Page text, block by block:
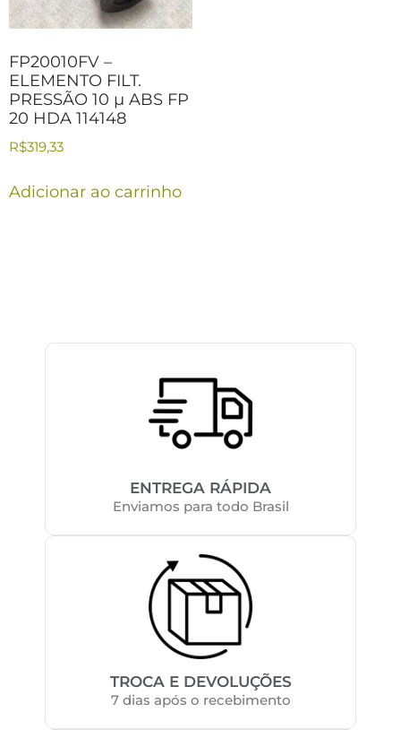
FP20010FV –
ELEMENTO FILT.
PRESSÃO 10 µ ABS FP
20 HDA 114148
R$319,33
Adicionar ao carrinho
ENTREGA RÁPIDA
Enviamos para todo Brasil
TROCA E DEVOLUÇÕES
7 dias após o recebimento